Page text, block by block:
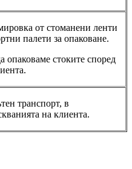
от стоманени ленти
палети за опаковане.
стоките според
транспорт, в
на клиента.